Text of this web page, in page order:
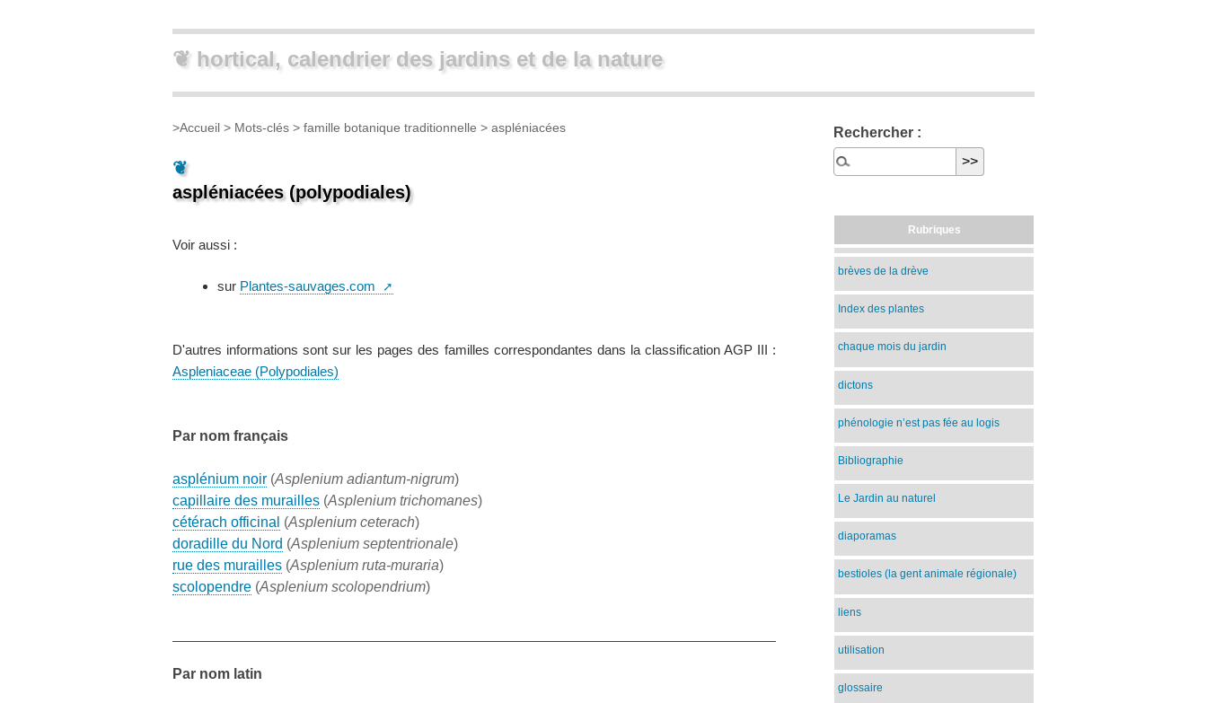
❦ hortical, calendrier des jardins et de la nature
>Accueil > Mots-clés > famille botanique traditionnelle > aspléniacées
❦
aspléniacées (polypodiales)
Voir aussi :
sur Plantes-sauvages.com
D'autres informations sont sur les pages des familles correspondantes dans la classification AGP III :
Aspleniaceae (Polypodiales)
Par nom français
asplénium noir (Asplenium adiantum-nigrum)
capillaire des murailles (Asplenium trichomanes)
cétérach officinal (Asplenium ceterach)
doradille du Nord (Asplenium septentrionale)
rue des murailles (Asplenium ruta-muraria)
scolopendre (Asplenium scolopendrium)
Par nom latin
Rechercher :
Rubriques
brèves de la drève
Index des plantes
chaque mois du jardin
dictons
phénologie n’est pas fée au logis
Bibliographie
Le Jardin au naturel
diaporamas
bestioles (la gent animale régionale)
liens
utilisation
glossaire